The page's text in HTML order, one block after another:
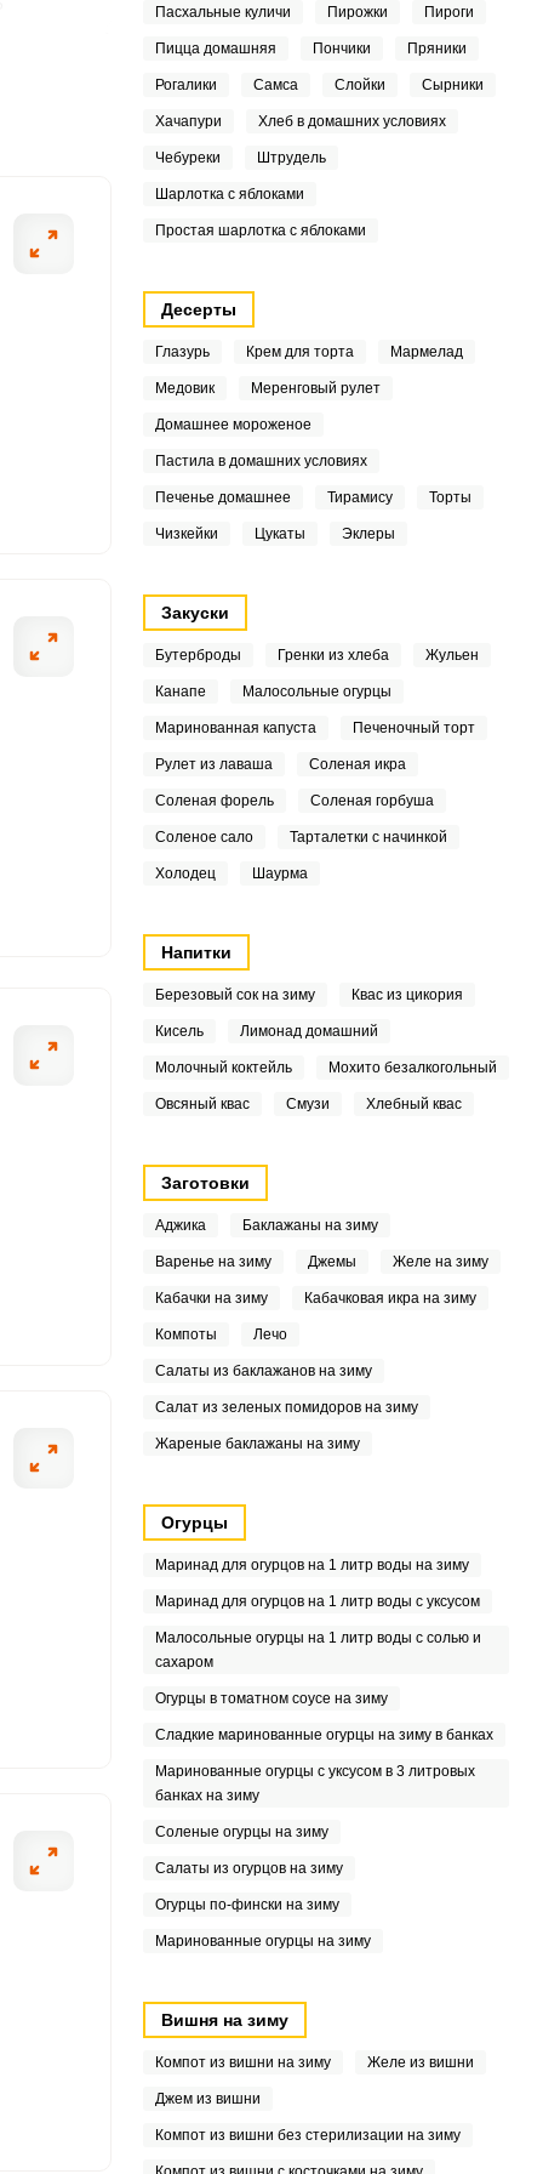
Пасхальные куличи Пирожки Пироги
Пицца домашняя Пончики Пряники
Рогалики Самса Слойки Сырники
Хачапури Хлеб в домашних условиях
Чебуреки Штрудель
Шарлотка с яблоками
Простая шарлотка с яблоками
Десерты
Глазурь Крем для торта Мармелад
Медовик Меренговый рулет
Домашнее мороженое
Пастила в домашних условиях
Печенье домашнее Тирамису Торты
Чизкейки Цукаты Эклеры
Закуски
Бутерброды Гренки из хлеба Жульен
Канапе Малосольные огурцы
Маринованная капуста Печеночный торт
Рулет из лаваша Соленая икра
Соленая форель Соленая горбуша
Соленое сало Тарталетки с начинкой
Холодец Шаурма
Напитки
Березовый сок на зиму Квас из цикория
Кисель Лимонад домашний
Молочный коктейль Мохито безалкогольный
Овсяный квас Смузи Хлебный квас
Заготовки
Аджика Баклажаны на зиму
Варенье на зиму Джемы Желе на зиму
Кабачки на зиму Кабачковая икра на зиму
Компоты Лечо
Салаты из баклажанов на зиму
Салат из зеленых помидоров на зиму
Жареные баклажаны на зиму
Огурцы
Маринад для огурцов на 1 литр воды на зиму
Маринад для огурцов на 1 литр воды с уксусом
Малосольные огурцы на 1 литр воды с солью и
сахаром
Огурцы в томатном соусе на зиму
Сладкие маринованные огурцы на зиму в банках
Маринованные огурцы с уксусом в 3 литровых
банках на зиму
Соленые огурцы на зиму
Салаты из огурцов на зиму
Огурцы по-фински на зиму
Маринованные огурцы на зиму
Вишня на зиму
Компот из вишни на зиму Желе из вишни
Джем из вишни
Компот из вишни без стерилизации на зиму
и оторвите зеленые
ШАГ